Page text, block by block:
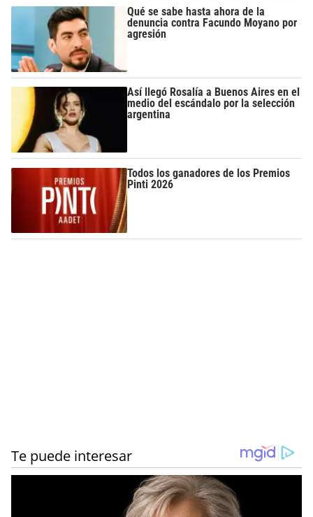
Qué se sabe hasta ahora de la
denuncia contra Facundo Moyano por
agresión
Así llegó Rosalía a Buenos Aires en el
medio del escándalo por la selección
argentina
Todos los ganadores de los Premios
Pinti 2026